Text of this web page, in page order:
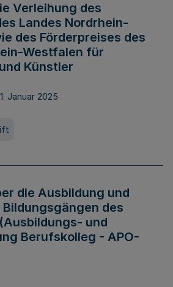
Verleihung des
Landes Nordrhein-
des Förderpreises des
Westfalen für
Künstler
Januar 2025
die Ausbildung und
des
und
Berufskolleg - APO-